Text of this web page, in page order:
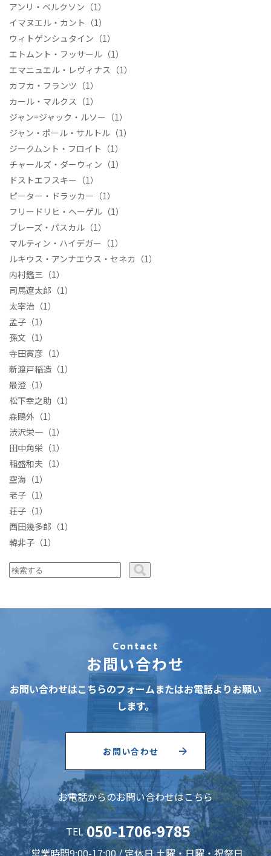
アンリ・ベルクソン （1）
イマヌエル・カント （1）
ウィトゲンシュタイン （1）
エトムント・フッサール （1）
エマニュエル・レヴィナス （1）
カフカ・フランツ （1）
カール・マルクス （1）
ジャン=ジャック・ルソー （1）
ジャン・ポール・サルトル （1）
ジークムント・フロイト （1）
チャールズ・ダーウィン （1）
ドストエフスキー （1）
ピーター・ドラッカー （1）
フリードリヒ・ヘーゲル （1）
ブレーズ・パスカル （1）
マルティン・ハイデガー （1）
ルキウス・アンナエウス・セネカ （1）
内村鑑三 （1）
司馬遼太郎 （1）
太宰治 （1）
孟子 （1）
孫文 （1）
寺田寅彦 （1）
新渡戸稲造 （1）
最澄 （1）
松下幸之助 （1）
森鴎外 （1）
渋沢栄一 （1）
田中角栄 （1）
稲盛和夫 （1）
空海 （1）
老子 （1）
荘子 （1）
西田幾多郎 （1）
韓非子 （1）
Contact
お問い合わせ
お問い合わせはこちらのフォームまたはお電話よりお願い
します。
お問い合わせ
お電話からのお問い合わせはこちら
TEL 050-1706-9785
営業時間9:00-17:00 / 定休日 土曜・日曜・祝祭日